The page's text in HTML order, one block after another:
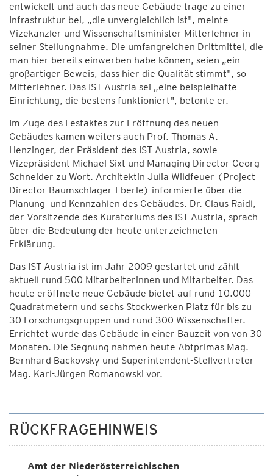
entwickelt und auch das neue Gebäude trage zu einer
Infrastruktur bei, „die unvergleichlich ist", meinte
Vizekanzler und Wissenschaftsminister Mitterlehner in
seiner Stellungnahme. Die umfangreichen Drittmittel, die
man hier bereits einwerben habe können, seien „ein
großartiger Beweis, dass hier die Qualität stimmt", so
Mitterlehner. Das IST Austria sei „eine beispielhafte
Einrichtung, die bestens funktioniert", betonte er.
Im Zuge des Festaktes zur Eröffnung des neuen
Gebäudes kamen weiters auch Prof. Thomas A.
Henzinger, der Präsident des IST Austria, sowie
Vizepräsident Michael Sixt und Managing Director Georg
Schneider zu Wort. Architektin Julia Wildfeuer (Project
Director Baumschlager-Eberle) informierte über die
Planung und Kennzahlen des Gebäudes. Dr. Claus Raidl,
der Vorsitzende des Kuratoriums des IST Austria, sprach
über die Bedeutung der heute unterzeichneten
Erklärung.
Das IST Austria ist im Jahr 2009 gestartet und zählt
aktuell rund 500 Mitarbeiterinnen und Mitarbeiter. Das
heute eröffnete neue Gebäude bietet auf rund 10.000
Quadratmetern und sechs Stockwerken Platz für bis zu
30 Forschungsgruppen und rund 300 Wissenschafter.
Errichtet wurde das Gebäude in einer Bauzeit von von 30
Monaten. Die Segnung nahmen heute Abtprimas Mag.
Bernhard Backovsky und Superintendent-Stellvertreter
Mag. Karl-Jürgen Romanowski vor.
RÜCKFRAGEHINWEIS
Amt der Niederösterreichischen